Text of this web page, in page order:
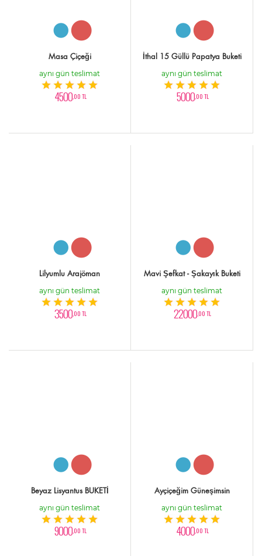
Masa Çiçeği
aynı gün teslimat
4500,00 TL
İthal 15 Güllü Papatya Buketi
aynı gün teslimat
5000,00 TL
Lilyumlu Arajöman
aynı gün teslimat
3500,00 TL
Mavi Şefkat - Şakayık Buketi
aynı gün teslimat
22000,00 TL
Beyaz Lisyantus BUKETİ
aynı gün teslimat
9000,00 TL
Ayçiçeğim Güneşimsin
aynı gün teslimat
4000,00 TL